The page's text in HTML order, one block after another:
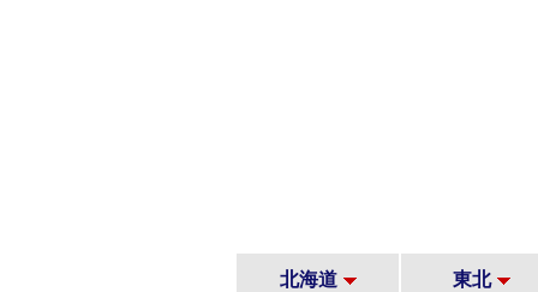
北海道 東北